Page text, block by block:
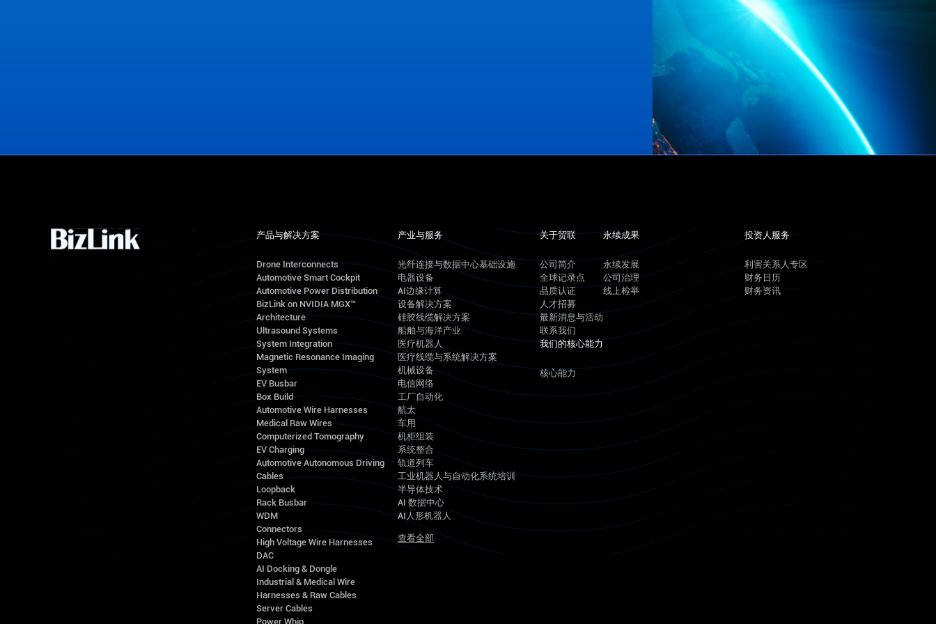
产品与解决方案
Drone Interconnects
Automotive Smart Cockpit
Automotive Power Distribution
BizLink on NVIDIA MGX™
Architecture
Ultrasound Systems
System Integration
Magnetic Resonance Imaging
System
EV Busbar
Box Build
Automotive Wire Harnesses
Medical Raw Wires
Computerized Tomography
EV Charging
Automotive Autonomous Driving
Cables
Loopback
Rack Busbar
WDM
Connectors
High Voltage Wire Harnesses
DAC
AI Docking & Dongle
Industrial & Medical Wire
Harnesses & Raw Cables
Server Cables
Power Whip
产业与服务
光纤连接与数据中心基础设施
电器设备
AI边缘计算
设备解决方案
硅胶线缆解决方案
船舶与海洋产业
医疗机器人
医疗线缆与系统解决方案
机械设备
电信网络
工厂自动化
航太
车用
机柜组装
系统整合
轨道列车
工业机器人与自动化系统培训
半导体技术
AI 数据中心
AI人形机器人
查看全部
关于贸联
公司简介
全球记录点
品质认证
人才招募
最新消息与活动
联系我们
我们的核心能力
核心能力
永续成果
永续发展
公司治理
线上检举
投资人服务
利害关系人专区
财务日历
财务资讯